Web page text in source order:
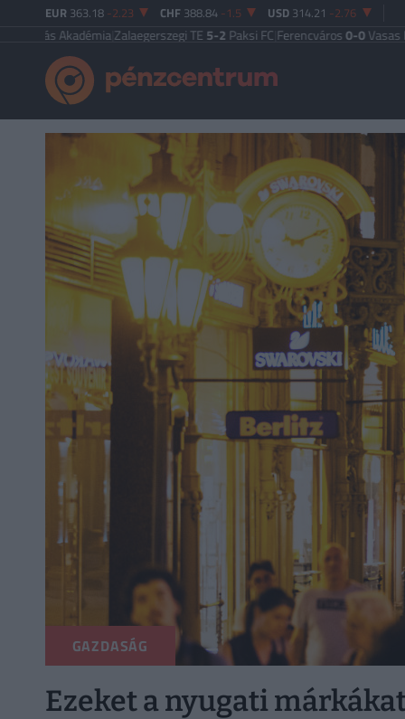
EUR 363.18 -2.23 CHF 388.84 -1.5 USD 314.21 -2.76
Akadémia|Zalaegerszegi TE5-2Paksi FC Ferencváros0-0Vasas FC|Győri
GAZDASÁG
Ezeket a nyugati